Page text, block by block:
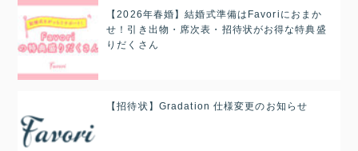
【2026年春婚】結婚式準備はFavoriにおまか
せ！引き出物・席次表・招待状がお得な特典盛
りだくさん
【招待状】Gradation 仕様変更のお知らせ